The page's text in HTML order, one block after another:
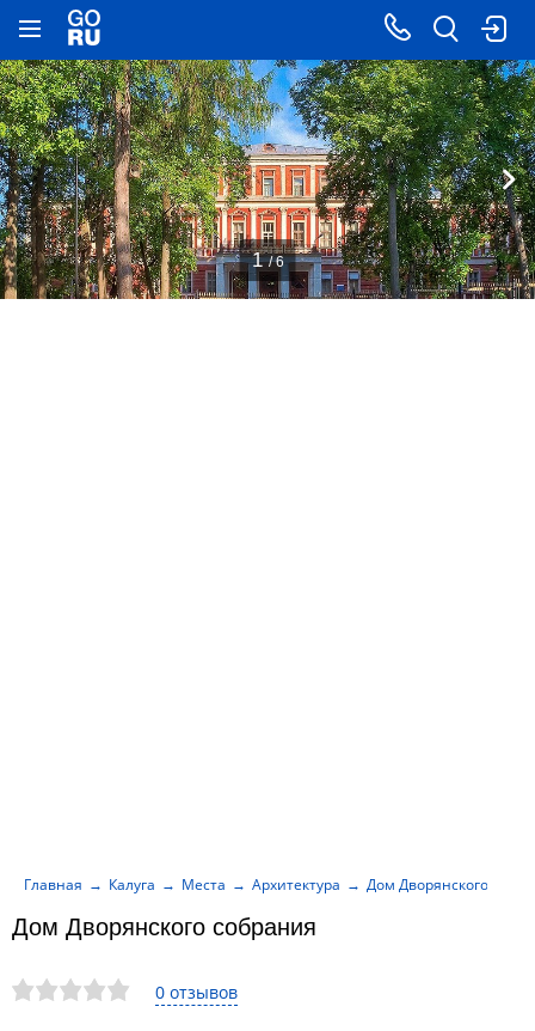
0 отзывов
Дом Дворянского собрания
Главная Калуга Места Архитектура Дом Дворянского
1 / 6